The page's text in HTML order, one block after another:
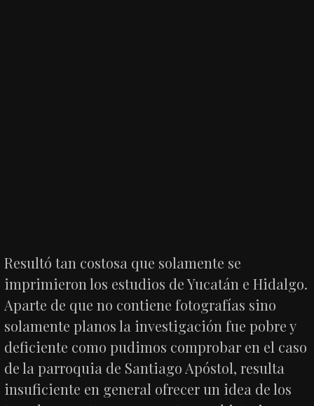
Resultó tan costosa que solamente se
imprimieron los estudios de Yucatán e Hidalgo.
Aparte de que no contiene fotografías sino
solamente planos la investigación fue pobre y
deficiente como pudimos comprobar en el caso
de la parroquia de Santiago Apóstol, resulta
insuficiente en general ofrecer un idea de los